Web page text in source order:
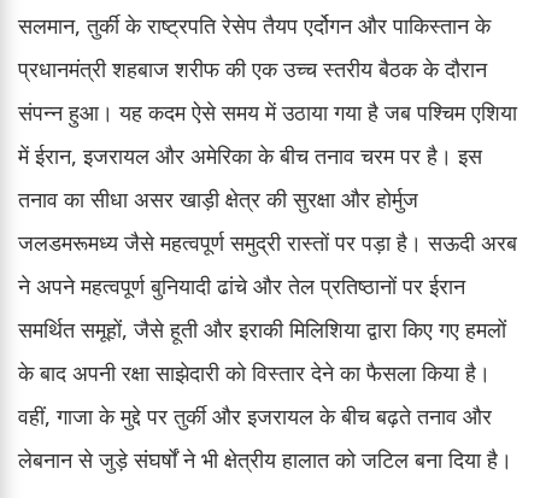
सलमान, तुर्की के राष्ट्रपति रेसेप तैयप एर्दोगन और पाकिस्तान के
प्रधानमंत्री शहबाज शरीफ की एक उच्च स्तरीय बैठक के दौरान
संपन्न हुआ। यह कदम ऐसे समय में उठाया गया है जब पश्चिम एशिया
में ईरान, इजरायल और अमेरिका के बीच तनाव चरम पर है। इस
तनाव का सीधा असर खाड़ी क्षेत्र की सुरक्षा और होर्मुज
जलडमरूमध्य जैसे महत्वपूर्ण समुद्री रास्तों पर पड़ा है। सऊदी अरब
ने अपने महत्वपूर्ण बुनियादी ढांचे और तेल प्रतिष्ठानों पर ईरान
समर्थित समूहों, जैसे हूती और इराकी मिलिशिया द्वारा किए गए हमलों
के बाद अपनी रक्षा साझेदारी को विस्तार देने का फैसला किया है।
वहीं, गाजा के मुद्दे पर तुर्की और इजरायल के बीच बढ़ते तनाव और
लेबनान से जुड़े संघर्षों ने भी क्षेत्रीय हालात को जटिल बना दिया है।